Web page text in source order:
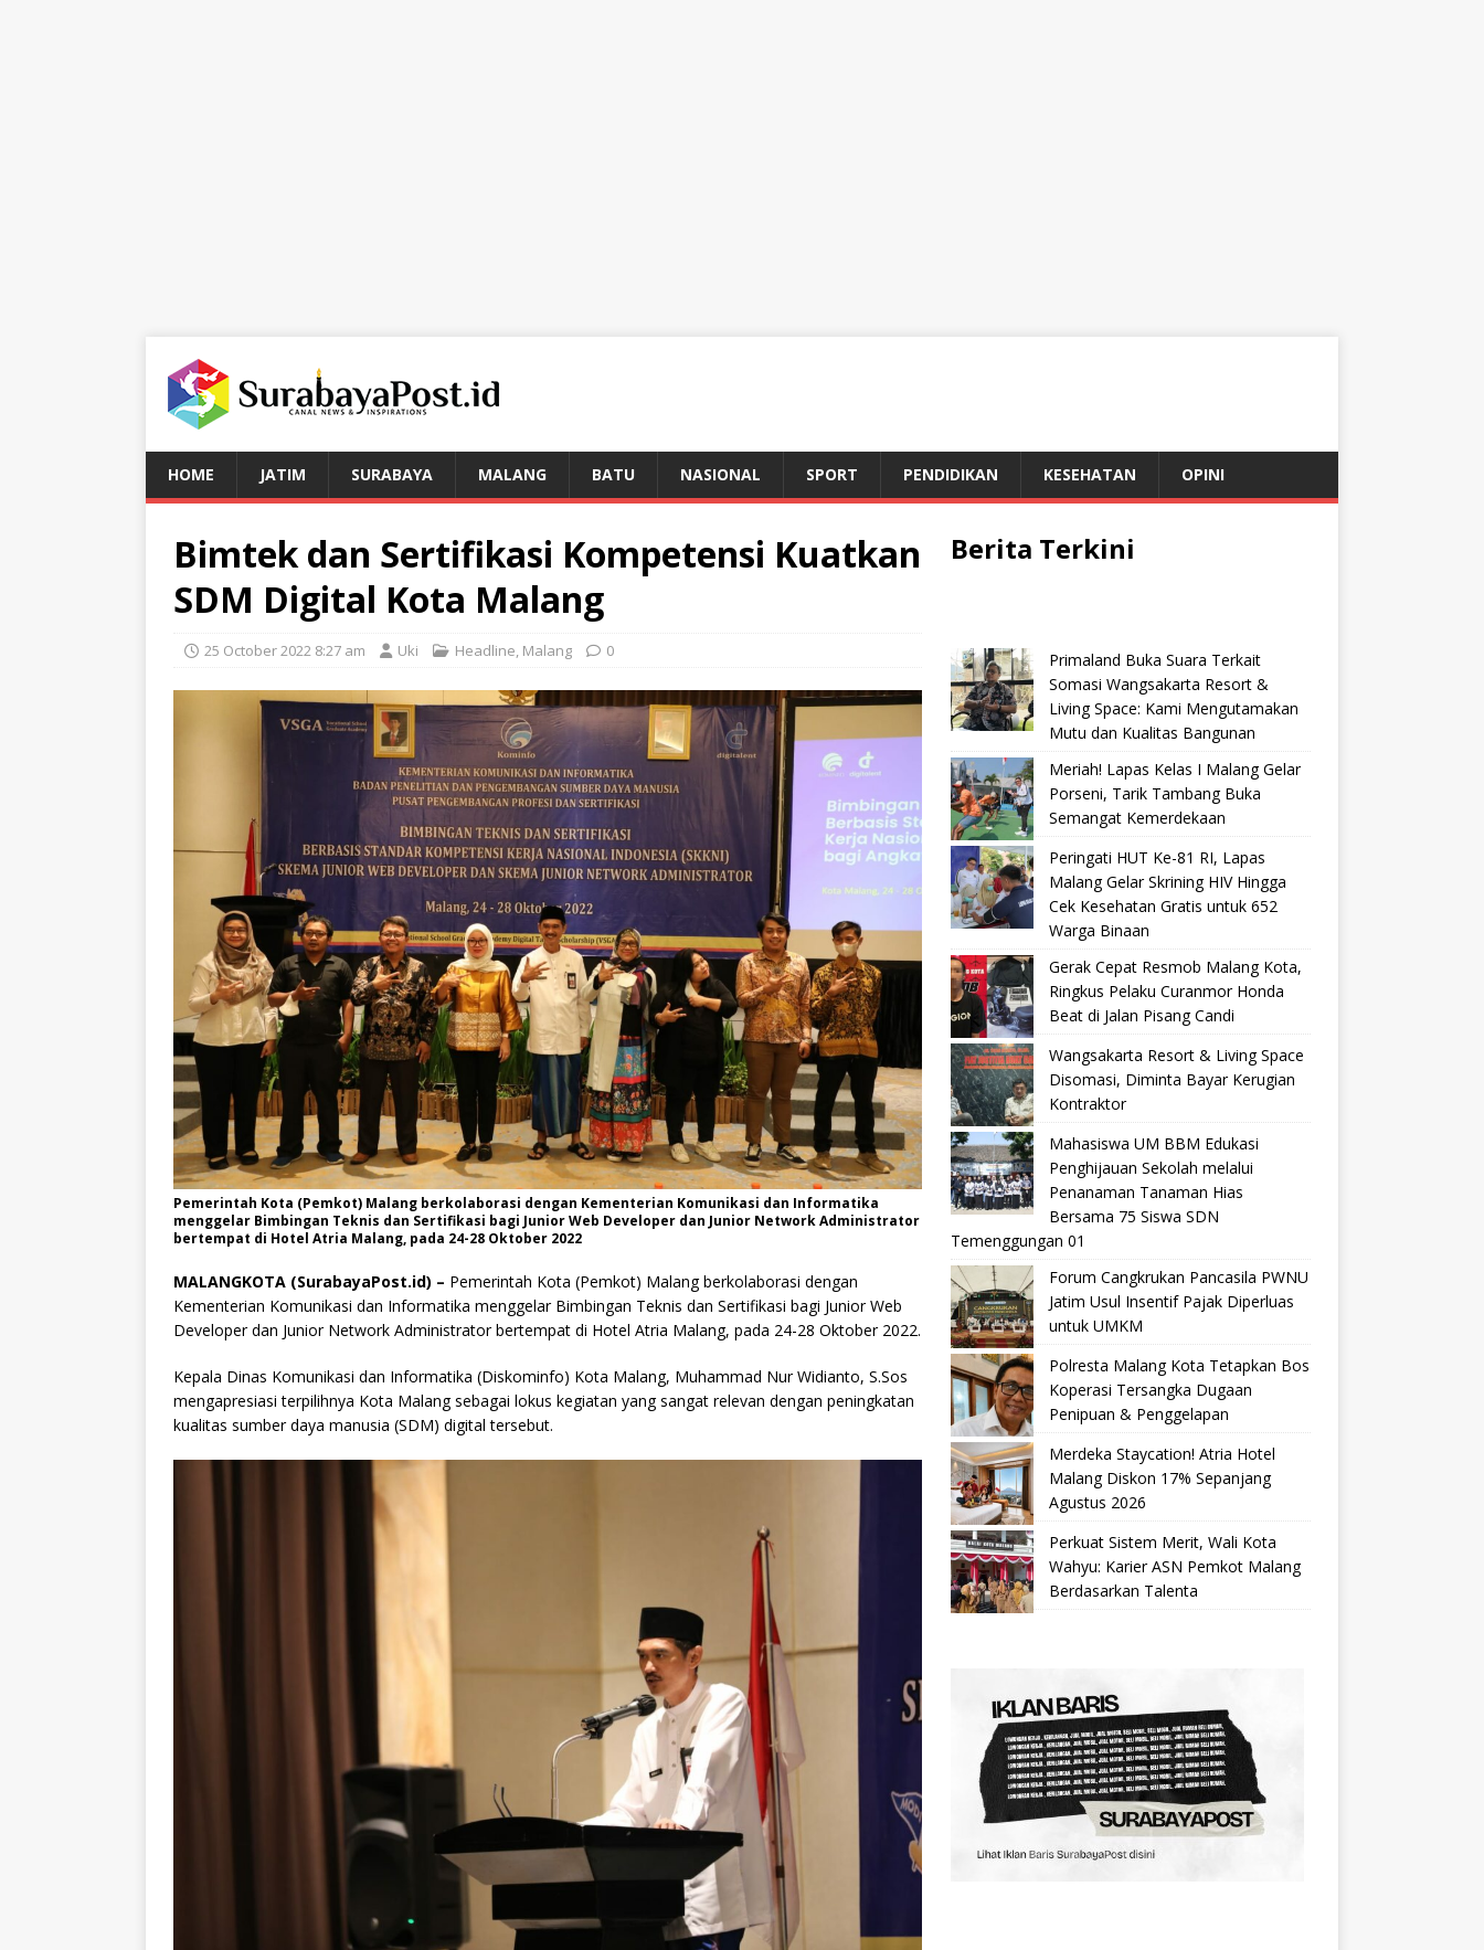
HOME JATIM SURABAYA MALANG BATU NASIONAL SPORT PENDIDIKAN KESEHATAN OPINI
Bimtek dan Sertifikasi Kompetensi Kuatkan
SDM Digital Kota Malang
25 October 2022 8:27 am Uki Headline, Malang 0
Pemerintah Kota (Pemkot) Malang berkolaborasi dengan Kementerian Komunikasi dan Informatika
menggelar Bimbingan Teknis dan Sertifikasi bagi Junior Web Developer dan Junior Network Administrator
bertempat di Hotel Atria Malang, pada 24-28 Oktober 2022
MALANGKOTA (SurabayaPost.id) – Pemerintah Kota (Pemkot) Malang berkolaborasi dengan
Kementerian Komunikasi dan Informatika menggelar Bimbingan Teknis dan Sertifikasi bagi Junior Web
Developer dan Junior Network Administrator bertempat di Hotel Atria Malang, pada 24-28 Oktober 2022.
Kepala Dinas Komunikasi dan Informatika (Diskominfo) Kota Malang, Muhammad Nur Widianto, S.Sos
mengapresiasi terpilihnya Kota Malang sebagai lokus kegiatan yang sangat relevan dengan peningkatan
kualitas sumber daya manusia (SDM) digital tersebut.
Berita Terkini
Primaland Buka Suara Terkait
Somasi Wangsakarta Resort &
Living Space: Kami Mengutamakan
Mutu dan Kualitas Bangunan
Meriah! Lapas Kelas I Malang Gelar
Porseni, Tarik Tambang Buka
Semangat Kemerdekaan
Peringati HUT Ke-81 RI, Lapas
Malang Gelar Skrining HIV Hingga
Cek Kesehatan Gratis untuk 652
Warga Binaan
Gerak Cepat Resmob Malang Kota,
Ringkus Pelaku Curanmor Honda
Beat di Jalan Pisang Candi
Wangsakarta Resort & Living Space
Disomasi, Diminta Bayar Kerugian
Kontraktor
Mahasiswa UM BBM Edukasi
Penghijauan Sekolah melalui
Penanaman Tanaman Hias
Bersama 75 Siswa SDN
Temenggungan 01
Forum Cangkrukan Pancasila PWNU
Jatim Usul Insentif Pajak Diperluas
untuk UMKM
Polresta Malang Kota Tetapkan Bos
Koperasi Tersangka Dugaan
Penipuan & Penggelapan
Merdeka Staycation! Atria Hotel
Malang Diskon 17% Sepanjang
Agustus 2026
Perkuat Sistem Merit, Wali Kota
Wahyu: Karier ASN Pemkot Malang
Berdasarkan Talenta